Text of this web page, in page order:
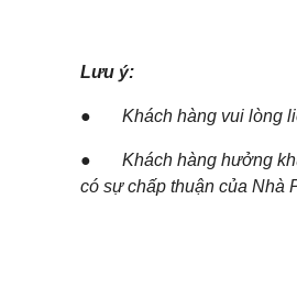
Lưu ý:
● Khách hàng vui lòng
● Khách hàng hưởng
có sự chấp thuận của Nhà